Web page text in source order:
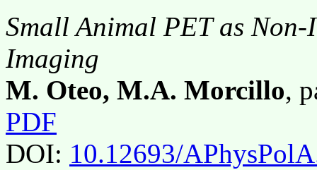
Small Animal PET as
Imaging
M. Oteo, M.A. Morcillo,
PDF
DOI: 10.12693/